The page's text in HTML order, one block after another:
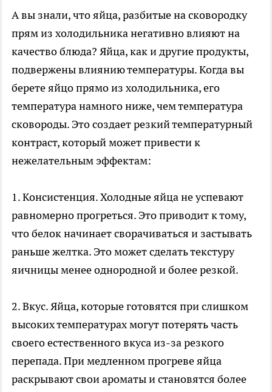
А вы знали, что яйца, разбитые на сковородку
прям из холодильника негативно влияют на
качество блюда? Яйца, как и другие продукты,
подвержены влиянию температуры. Когда вы
берете яйцо прямо из холодильника, его
температура намного ниже, чем температура
сковороды. Это создает резкий температурный
контраст, который может привести к
нежелательным эффектам:
1. Консистенция. Холодные яйца не успевают
равномерно прогреться. Это приводит к тому,
что белок начинает сворачиваться и застывать
раньше желтка. Это может сделать текстуру
яичницы менее однородной и более резкой.
2. Вкус. Яйца, которые готовятся при слишком
высоких температурах могут потерять часть
своего естественного вкуса из-за резкого
перепада. При медленном прогреве яйца
раскрывают свои ароматы и становятся более